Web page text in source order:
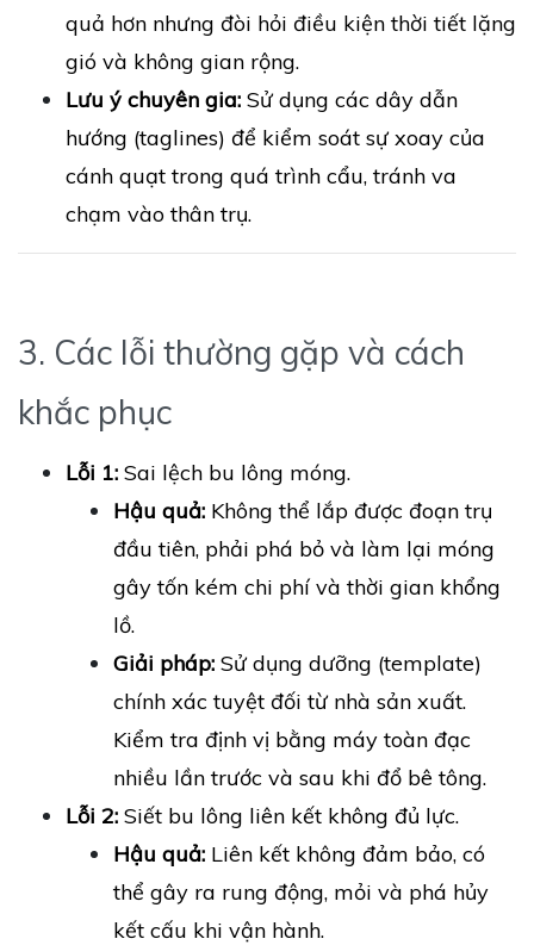
quả hơn nhưng đòi hỏi điều kiện thời tiết lặng
gió và không gian rộng.
Lưu ý chuyên gia: Sử dụng các dây dẫn
hướng (taglines) để kiểm soát sự xoay của
cánh quạt trong quá trình cẩu, tránh va
chạm vào thân trụ.
3. Các lỗi thường gặp và cách
khắc phục
Lỗi 1: Sai lệch bu lông móng.
Hậu quả: Không thể lắp được đoạn trụ
đầu tiên, phải phá bỏ và làm lại móng
gây tốn kém chi phí và thời gian khổng
lồ.
Giải pháp: Sử dụng dưỡng (template)
chính xác tuyệt đối từ nhà sản xuất.
Kiểm tra định vị bằng máy toàn đạc
nhiều lần trước và sau khi đổ bê tông.
Lỗi 2: Siết bu lông liên kết không đủ lực.
Hậu quả: Liên kết không đảm bảo, có
thể gây ra rung động, mỏi và phá hủy
kết cấu khi vận hành.